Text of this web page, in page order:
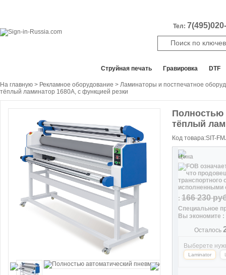
Тел:
Cтруйная печать Гравировка DTF
На главную > Рекламное оборудование > Ламинаторы и постпечатное
тёплый ламинатор 1680А, с функцией резки
Полностью
тёплый
Код товара:SIT-
Цена
: 166 230
Специальное
Вы экономите :
Осталось
Выберете
Laminator